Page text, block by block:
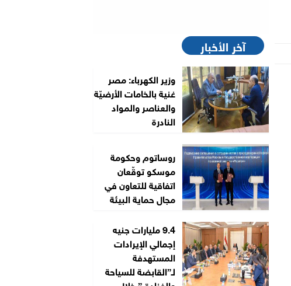
آخر الأخبار
وزير الكهرباء: مصر
غنية بالخامات الأرضيّة
والعناصر والمواد
النادرة
روساتوم وحكومة
موسكو توقّعان
اتفاقية للتعاون في
مجال حماية البيئة
9.4 مليارات جنيه
إجمالي الإيرادات
المستهدفة
لـ”القابضة للسياحة